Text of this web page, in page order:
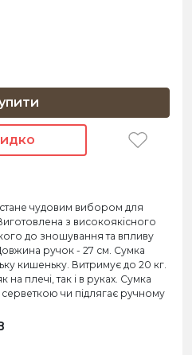
чудовим вибором для
з високоякісного
до зношування та впливу
ручок - 27 см. Сумка
кишеньку. Витримує до 20 кг.
на плечі, так і в руках. Сумка
чи підлягає ручному